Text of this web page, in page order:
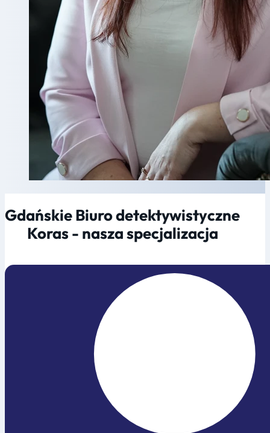
Gdańskie Biuro detektywistyczne
Koras - nasza specjalizacja